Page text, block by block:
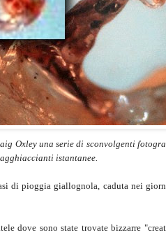
Oxley una serie di sconvolgenti
istantanee.
di pioggia giallognola, caduta nei
dove sono state trovate bizzarre